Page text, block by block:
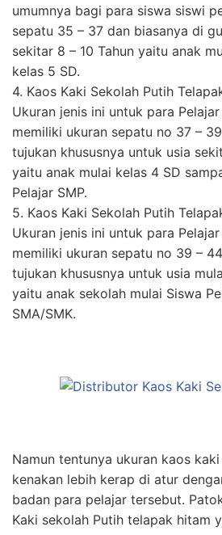
umumnya bagi para siswa siswi
sepatu 35 – 37 dan biasanya di
sekitar 8 – 10 Tahun yaitu anak
kelas 5 SD.
4. Kaos Kaki Sekolah Putih
Ukuran jenis ini untuk para
memiliki ukuran sepatu no 37 –
tujukan khususnya untuk usia
yaitu anak mulai kelas 4 SD
Pelajar SMP.
5. Kaos Kaki Sekolah Putih
Ukuran jenis ini untuk para
memiliki ukuran sepatu no 39 –
tujukan khususnya untuk usia
yaitu anak sekolah mulai Siswa
SMA/SMK.
Namun tentunya ukuran kaos
kenakan lebih kerap di atur
badan para pelajar tersebut.
Kaki sekolah Putih telapak hitam